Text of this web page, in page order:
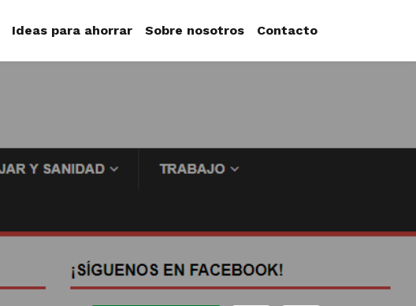
Ideas para ahorrar Sobre nosotros Contacto